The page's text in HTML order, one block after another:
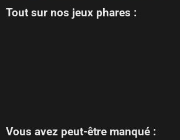
Tout sur nos jeux phares :
Vous avez peut-être manqué :